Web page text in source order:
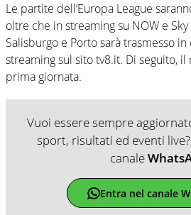
Le partite dell’Europa League
oltre che in streaming su NOW e
Salisburgo e Porto sarà trasmesso in
streaming sul sito tv8.it. Di seguito,
prima giornata.
Vuoi essere sempre
sport, risultati ed eventi
canale
Entra nel canale